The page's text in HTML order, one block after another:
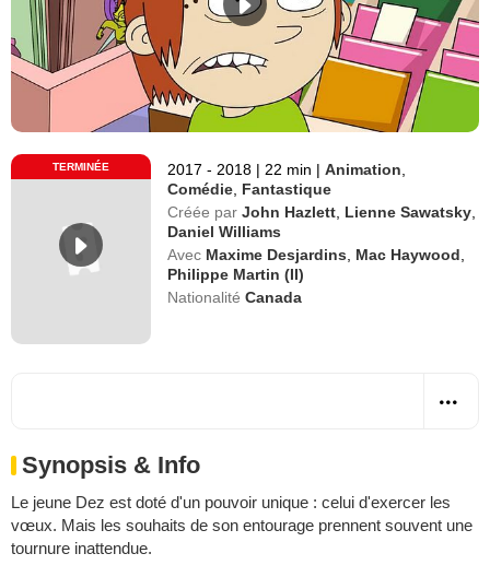
TERMINÉE 2017 - 2018 | 22 min | Animation
Comédie Fantastique
Créée par John Hazlett Lienne Sawatsky
Daniel Williams
Avec Maxime Desjardins Mac Haywood
Philippe Martin (II)
Nationalité Canada
Synopsis & Info
Le jeune Dez est doté d'un pouvoir unique : celui d'exercer les
vœux. Mais les souhaits de son entourage prennent souvent une
tournure inattendue.